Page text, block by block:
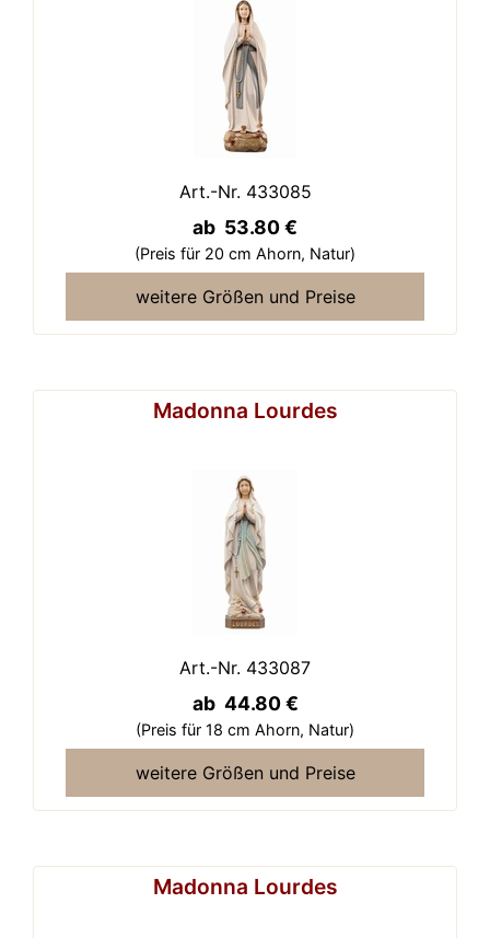
Art.-Nr. 433085
ab 53.80 €
(Preis für 20 cm Ahorn, Natur)
weitere Größen und Preise
Madonna Lourdes
Art.-Nr. 433087
ab 44.80 €
(Preis für 18 cm Ahorn, Natur)
weitere Größen und Preise
Madonna Lourdes